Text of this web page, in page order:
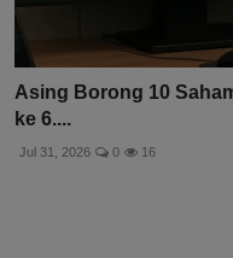
Asing Borong 10
ke 6....
Jul 31, 2026 0 16